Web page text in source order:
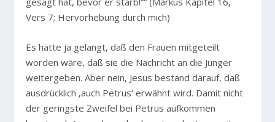
Vers 7; Hervorhebung durch mich)
Es hätte ja gelangt, daß den Frauen mitgeteilt
worden wäre, daß sie die Nachricht an die Jünger
weitergeben. Aber nein, Jesus bestand darauf, daß
ausdrücklich ‚auch Petrus‘ erwähnt wird. Damit nicht
der geringste Zweifel bei Petrus aufkommen